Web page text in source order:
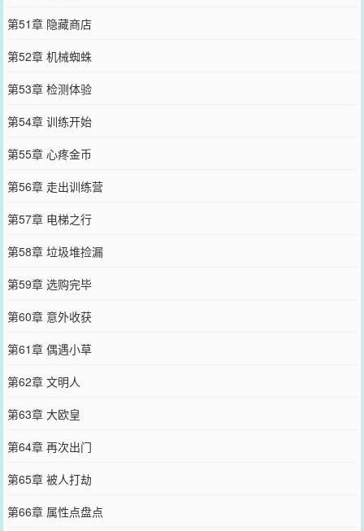
第51章 隐藏商店
第52章 机械蜘蛛
第53章 检测体验
第54章 训练开始
第55章 心疼金币
第56章 走出训练营
第57章 电梯之行
第58章 垃圾堆捡漏
第59章 选购完毕
第60章 意外收获
第61章 偶遇小草
第62章 文明人
第63章 大欧皇
第64章 再次出门
第65章 被人打劫
第66章 属性点盘点